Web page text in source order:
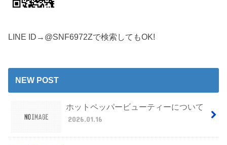
LINE ID→@SNF6972Zで検索してもOK!
NEW POST
ホットペッパービューティーについて
2026.01.16